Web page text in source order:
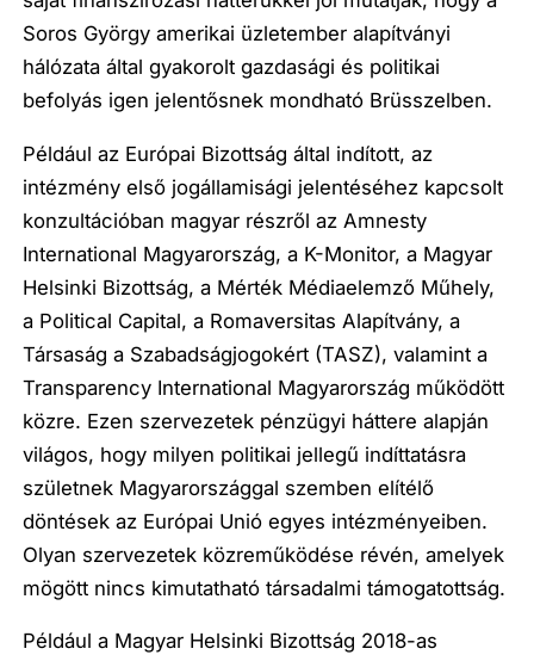
Soros György amerikai üzletember alapítványi
hálózata által gyakorolt gazdasági és politikai
befolyás igen jelentősnek mondható Brüsszelben.
Például az Európai Bizottság által indított, az
intézmény első jogállamisági jelentéséhez kapcsolt
konzultációban magyar részről az Amnesty
International Magyarország, a K-Monitor, a Magyar
Helsinki Bizottság, a Mérték Médiaelemző Műhely,
a Political Capital, a Romaversitas Alapítvány, a
Társaság a Szabadságjogokért (TASZ), valamint a
Transparency International Magyarország működött
közre. Ezen szervezetek pénzügyi háttere alapján
világos, hogy milyen politikai jellegű indíttatásra
születnek Magyarországgal szemben elítélő
döntések az Európai Unió egyes intézményeiben.
Olyan szervezetek közreműködése révén, amelyek
mögött nincs kimutatható társadalmi támogatottság.
Például a Magyar Helsinki Bizottság 2018-as